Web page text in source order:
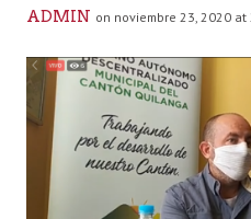
ADMIN on noviembre 23, 2020 at